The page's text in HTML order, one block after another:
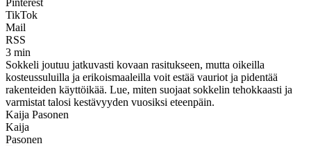
TikTok
Mail
RSS
3 min
Sokkeli joutuu jatkuvasti kovaan rasitukseen, mutta oikeilla
kosteussuluilla ja erikoismaaleilla voit estää vauriot ja pidentää
rakenteiden käyttöikää. Lue, miten suojaat sokkelin tehokkaasti ja
varmistat talosi kestävyyden vuosiksi eteenpäin.
Kaija Pasonen
Kaija
Pasonen